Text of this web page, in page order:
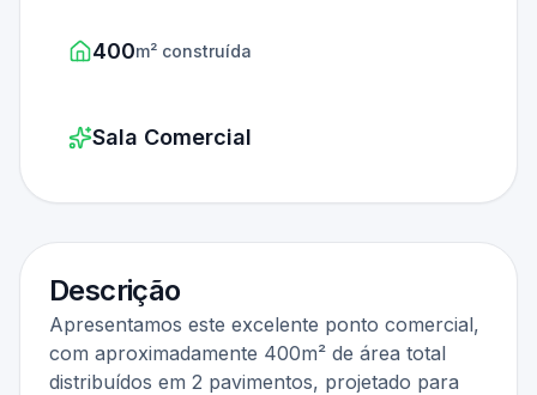
400m² construída
Sala Comercial
Descrição
Apresentamos este excelente ponto comercial,
com aproximadamente 400m² de área total
distribuídos em 2 pavimentos, projetado para